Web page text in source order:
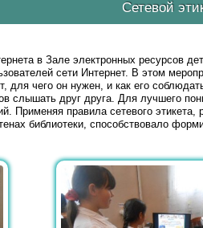
Сетевой
в Зале электронных ресурсов
сети Интернет. В этом
для чего он нужен, и как его
слышать друг друга. Для лучшего
Применяя правила сетевого
библиотеки, способствовало